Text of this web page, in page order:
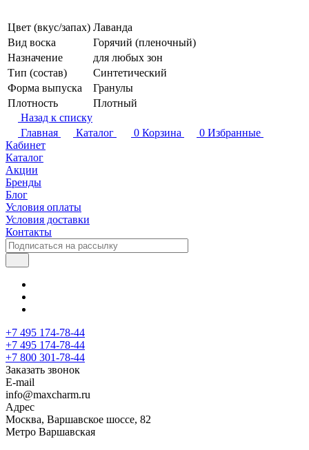
Цвет (вкус/запах) Лаванда
Вид воска
Горячий (пленочный)
Назначение
для любых зон
Тип (состав)
Синтетический
Форма выпуска
Гранулы
Плотность
Плотный
Назад к списку
Главная
Каталог 0 Корзина 0 Избранные
Кабинет
Каталог
Акции
Бренды
Блог
Условия оплаты
Условия доставки
Контакты
+7 495 174-78-44
+7 495 174-78-44
+7 800 301-78-44
Заказать звонок
E-mail
info@maxcharm.ru
Адрес
Москва, Варшавское шоссе, 82
Метро Варшавская